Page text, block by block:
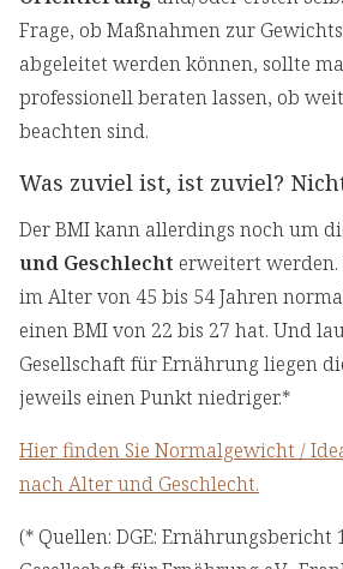
Frage, ob Maßnahmen zur
abgeleitet werden können, sollte
professionell beraten lassen, ob
beachten sind.
Was zuviel ist, ist zuviel?
Der BMI kann allerdings noch um
und Geschlecht erweitert werden.
im Alter von 45 bis 54 Jahren
einen BMI von 22 bis 27 hat. Und
Gesellschaft für Ernährung liegen
jeweils einen Punkt niedriger.*
Hier finden Sie Normalgewicht /
nach Alter und Geschlecht.
(* Quellen: DGE: Ernährungsbericht